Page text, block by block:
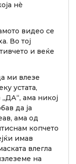
нè
видео се
Во тој
и веќе
ми влезе
устата,
ама никој
да ја
ама од
копчето
имав
влегла
на